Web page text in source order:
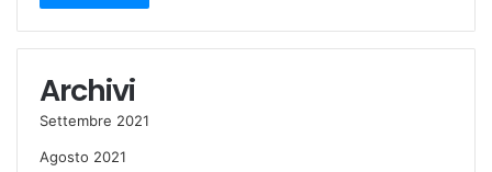
Archivi
Settembre 2021
Agosto 2021